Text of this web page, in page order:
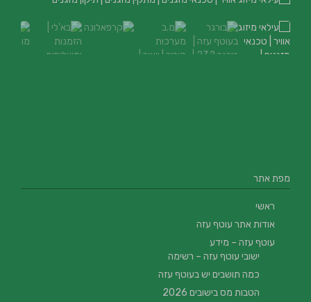
מפת אתר
ראשי
אודות אתר עוטף עזה
עוטף עזה – מידע
ישובי עוטף עזה – רשימה
כמה תושבים יש בעוטף עזה
הטבות מס בישובים 2026